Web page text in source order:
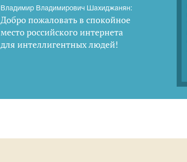
Владимир Владимирович Шахиджанян:
Добро пожаловать в спокойное
место российского интернета
для интеллигентных людей!